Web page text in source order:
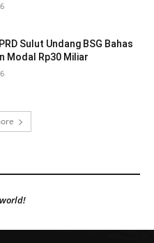
Sulut Undang BSG Bahas
Modal Rp30 Miliar